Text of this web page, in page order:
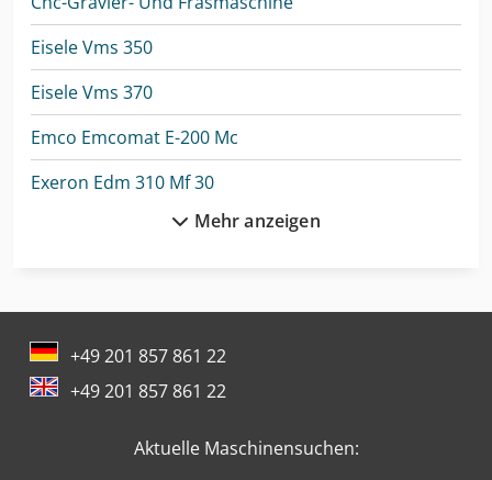
Eisele Vms 350
Eisele Vms 370
Emco Emcomat E-200 Mc
Exeron Edm 310 Mf 30
Exeron Edm 313 Mf 30
Favretto Mc 130
Gildemeister Nef 320
Gildemeister Nef 320 K
Gildemeister Nef 400
Mehr anzeigen
+49 201 857 861 22
+49 201 857 861 22
Aktuelle Maschinensuchen: